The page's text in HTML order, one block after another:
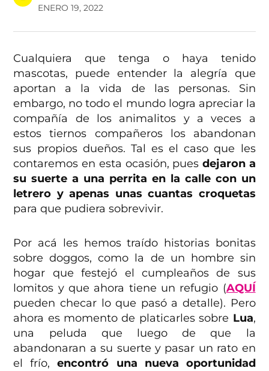
ENERO 19, 2022
Cualquiera que tenga o haya tenido
mascotas, puede entender la alegría que
aportan a la vida de las personas. Sin
embargo, no todo el mundo logra apreciar la
compañía de los animalitos y a veces a
estos tiernos compañeros los abandonan
sus propios dueños. Tal es el caso que les
contaremos en esta ocasión, pues dejaron a
su suerte a una perrita en la calle con un
letrero y apenas unas cuantas croquetas
para que pudiera sobrevivir.
Por acá les hemos traído historias bonitas
sobre doggos, como la de un hombre sin
hogar que festejó el cumpleaños de sus
lomitos y que ahora tiene un refugio (AQUÍ
pueden checar lo que pasó a detalle). Pero
ahora es momento de platicarles sobre Lua,
una peluda que luego de que la
abandonaran a su suerte y pasar un rato en
el frío,encontró una nueva oportunidad